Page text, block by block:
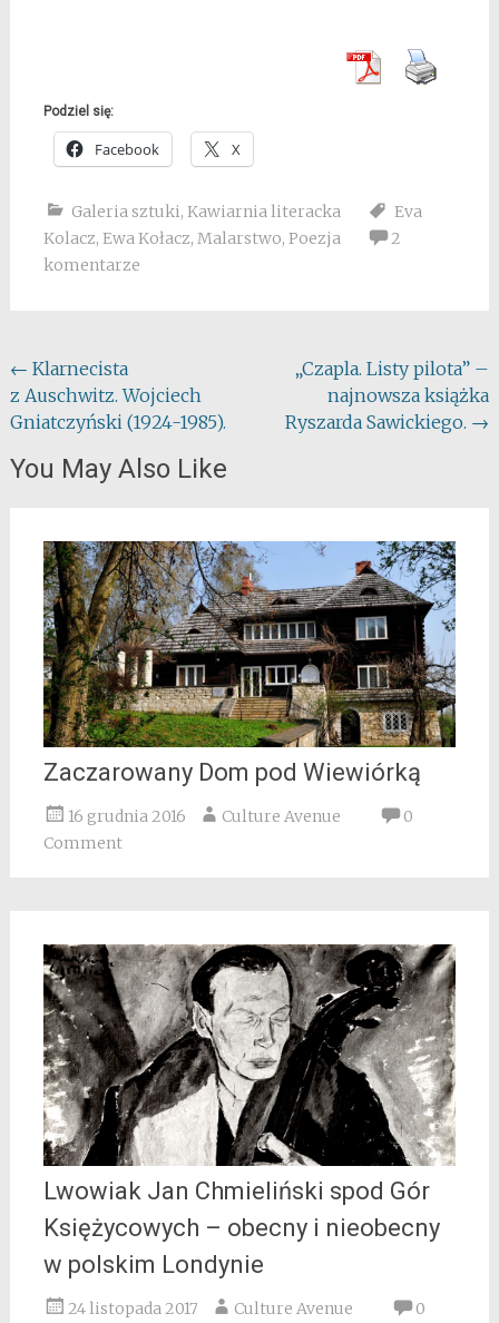
Podziel się:
Facebook X
Galeria sztuki, Kawiarnia literacka
Eva
Kolacz, Ewa Kołacz, Malarstwo, Poezja
2
komentarze
Post
navigation
← Klarnecista
z Auschwitz. Wojciech
Gniatczyński (1924-1985).
„Czapla. Listy pilota” –
najnowsza książka
Ryszarda Sawickiego. →
You May Also Like
Zaczarowany Dom pod Wiewiórką
16 grudnia 2016 Culture Avenue
0
Comment
Lwowiak Jan Chmieliński spod Gór
Księżycowych – obecny i nieobecny
w polskim Londynie
24 listopada 2017 Culture Avenue
0